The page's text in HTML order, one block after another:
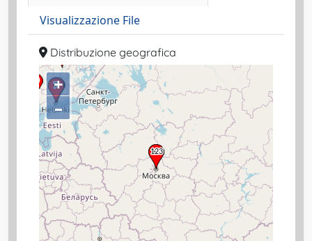
Visualizzazione File
Distribuzione geografica
+
–